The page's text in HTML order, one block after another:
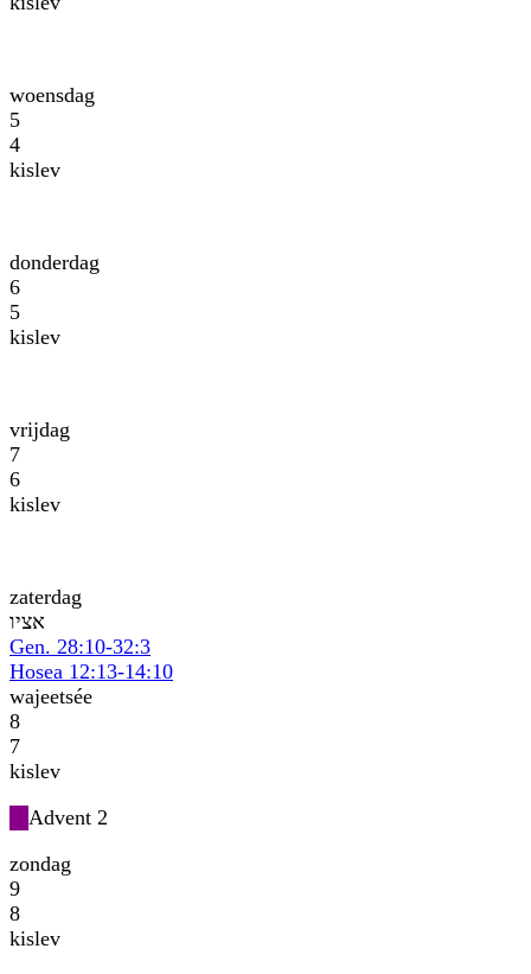
woensdag
5
4
kislev
donderdag
6
5
kislev
vrijdag
7
6
kislev
zaterdag
ויצא
Gen. 28:10-32:3
Hosea 12:13-14:10
wajeetsée
8
7
kislev
Advent 2
zondag
9
8
kislev